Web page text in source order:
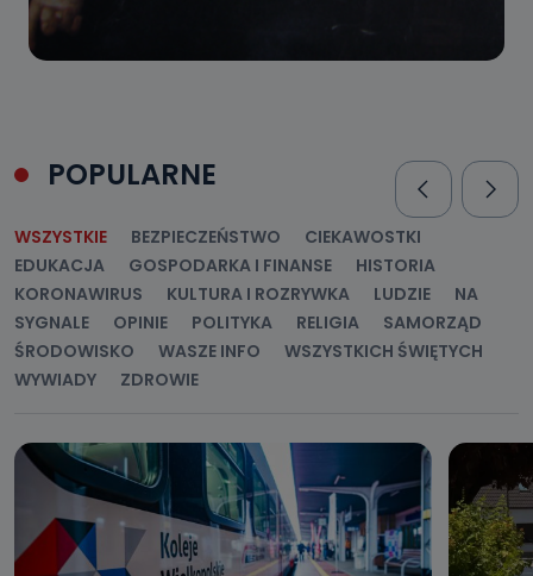
POPULARNE
WSZYSTKIE BEZPIECZEŃSTWO
CIEKAWOSTKI
EDUKACJA
GOSPODARKA I FINANSE
HISTORIA
KORONAWIRUS
KULTURA I ROZRYWKA LUDZIE
NA
SYGNALE
OPINIE POLITYKA RELIGIA
SAMORZĄD
ŚRODOWISKO
WASZE INFO
WSZYSTKICH ŚWIĘTYCH
WYWIADY
ZDROWIE